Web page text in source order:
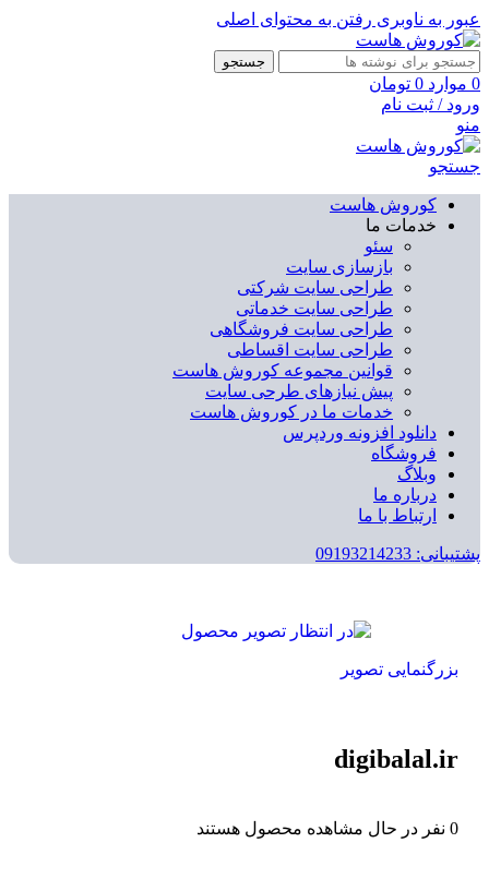
عبور به ناوبری رفتن به محتوای اصلی
جستجو
0 موارد 0 تومان
ورود / ثبت نام
منو
جستجو
کوروش هاست
خدمات ما
سئو
بازسازی سایت
طراحی سایت شرکتی
طراحی سایت خدماتی
طراحی سایت فروشگاهی
طراحی سایت اقساطی
قوانین مجموعه کوروش هاست
پیش نیازهای طرحی سایت
خدمات ما در کوروش هاست
دانلود افزونه وردپرس
فروشگاه
وبلاگ
درباره ما
ارتباط با ما
پشتیبانی: 09193214233
بزرگنمایی تصویر
digibalal.ir
0 نفر در حال مشاهده محصول هستند